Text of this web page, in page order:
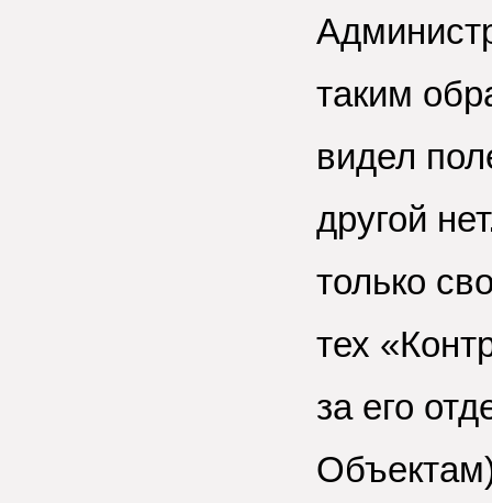
таким
видел
другой
только
тех
за его